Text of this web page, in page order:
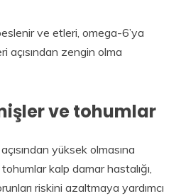
ve etleri, omega-6’ya
zengin olma
ve tohumlar
yüksek olmasına
kalp damar hastalığı,
riskini azaltmaya yardımcı